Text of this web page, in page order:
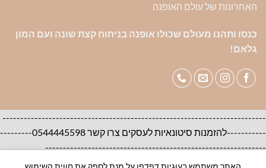
האחרונות של עולם האופנה
כנסו ותהנו מעולם שכולו אופנה בניחוח קצת שונה ועם המון
גלאם!
--------------------------------------------------------------------------
-----------להזמנות סיטונאיות לעסקים צרו קשר 0544445598---------
--------------------------------------------------------------
האתר משתמש בעוגיות דפדפן על מנת לספק את חווית השימוש